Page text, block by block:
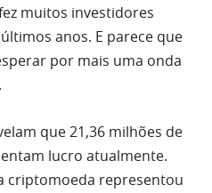
muitos investidores
anos. E parece que
por mais uma onda
que 21,36 milhões de
lucro atualmente.
criptomoeda representou